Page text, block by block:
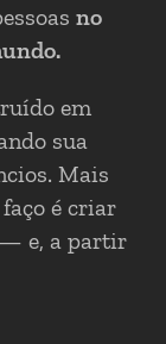
no
em
sua
Mais
é criar
— e, a partir